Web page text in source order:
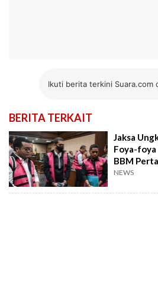
Ikuti berita terkini Suara.com
BERITA TERKAIT
Jaksa
Foya-foya
BBM
Thailand
NEWS